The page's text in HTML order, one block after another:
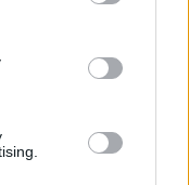
third-party tags to
in below Google
είχε
Αμβρακικό
πολεμικές
φρουρίων
ελληνικό
απαραίτητο.